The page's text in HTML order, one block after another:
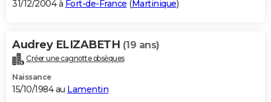
31/12/2004 à Fort-de-France (Martinique)
Audrey ELIZABETH (19 ans)
Créer une cagnotte obsèques
Naissance
15/10/1984 au Lamentin